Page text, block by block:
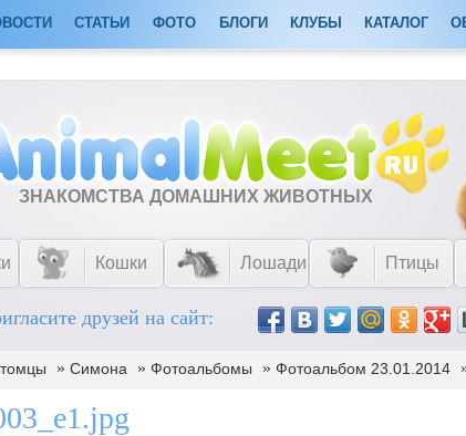
СТАТЬИ ФОТО БЛОГИ КЛУБЫ КАТАЛОГ
ЗНАКОМСТВА ДОМАШНИХ ЖИВОТНЫХ
Кошки Лошади Птицы
друзей на сайт:
» Симона » Фотоальбомы » Фотоальбом 23.01.2014